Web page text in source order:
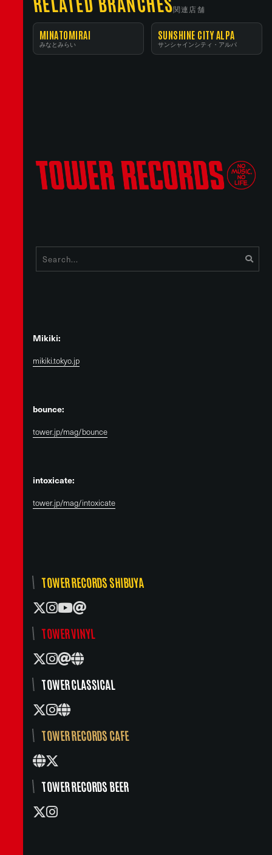
関連店舗
MINATOMIRAI
みなとみらい
SUNSHINE CITY ALPA
サンシャインシティ・アルパ
Mikiki:
mikiki.tokyo.jp
bounce:
tower.jp/mag/bounce
intoxicate:
tower.jp/mag/intoxicate
TOWER RECORDS SHIBUYA
TOWER VINYL
TOWER CLASSICAL
TOWER RECORDS CAFE
TOWER RECORDS BEER